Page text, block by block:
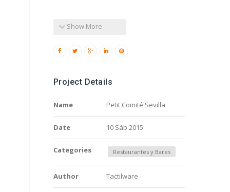
Show More
Project Details
Name Petit Comité Sevilla
Date 10 Sáb 2015
Categories Restaurantes y Bares
Author Tactilware